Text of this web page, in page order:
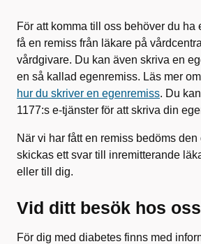
För att komma till oss behöver du ha
få en remiss från läkare på
vårdgivare. Du kan även skriva en
en så kallad egenremiss. Läs mer om
hur du skriver en egenremiss. Du
1177:s e-tjänster för att skriva din
När vi har fått en remiss bedöms den
skickas ett svar till inremitterande
eller till dig.
Vid ditt besök hos oss
För dig med diabetes finns med